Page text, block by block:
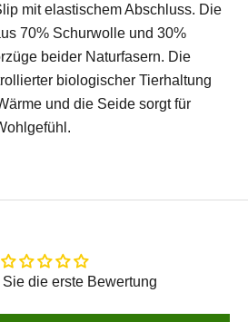
mit elastischem Abschluss. Die
70% Schurwolle und 30%
beider Naturfasern. Die
biologischer Tierhaltung
und die Seide sorgt für
die erste Bewertung